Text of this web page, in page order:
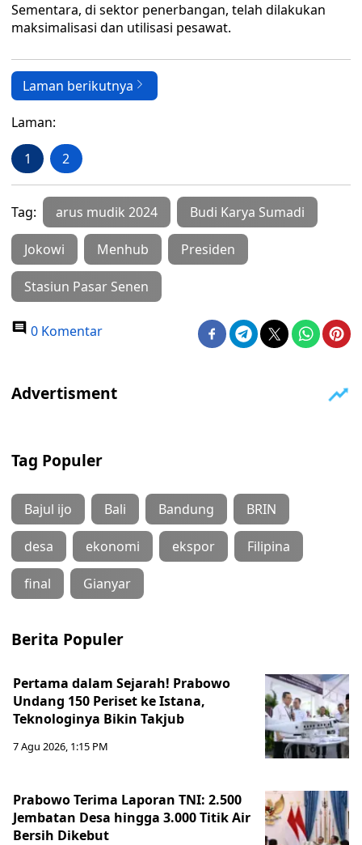
Sementara, di sektor penerbangan, telah dilakukan
maksimalisasi dan utilisasi pesawat.
Laman berikutnya
Laman:
1 2
Tag: arus mudik 2024 Budi Karya Sumadi
Jokowi Menhub Presiden
Stasiun Pasar Senen
0 Komentar
Tag Populer
Bajul ijo Bali Bandung BRIN
desa ekonomi ekspor Filipina
final Gianyar
Berita Populer
Pertama dalam Sejarah! Prabowo
Undang 150 Periset ke Istana,
Teknologinya Bikin Takjub
7 Agu 2026, 1:15 PM
Prabowo Terima Laporan TNI: 2.500
Jembatan Desa hingga 3.000 Titik Air
Bersih Dikebut